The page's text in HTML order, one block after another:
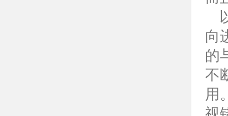
向
的
不
用